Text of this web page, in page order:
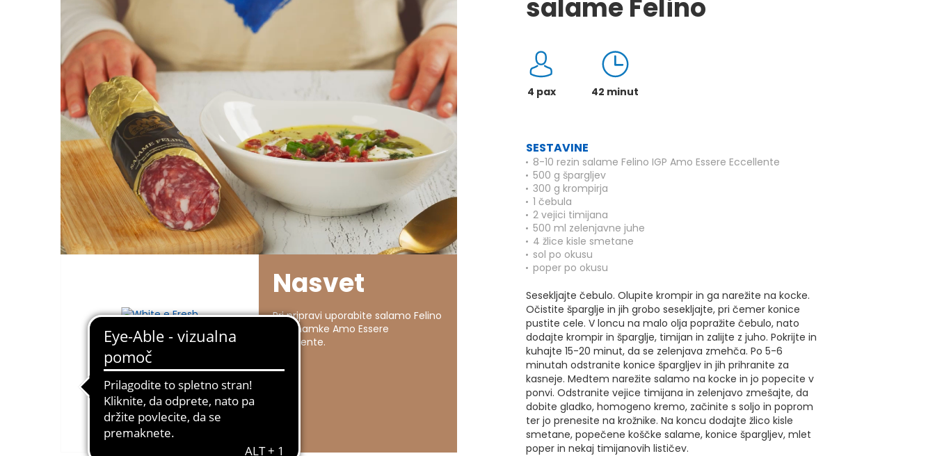
salame Felino
4 pax 42 minut
SESTAVINE
8-10 rezin salame Felino IGP Amo Essere Eccellente
500 g špargljev
300 g krompirja
1 čebula
2 vejici timijana
500 ml zelenjavne juhe
4 žlice kisle smetane
sol po okusu
poper po okusu
Sesekljajte čebulo. Olupite krompir in ga narežite na kocke.
Očistite šparglje in jih grobo sesekljajte, pri čemer konice
pustite cele. V loncu na malo olja popražite čebulo, nato
dodajte krompir in šparglje, timijan in zalijte z juho. Pokrijte in
kuhajte 15-20 minut, da se zelenjava zmehča. Po 5-6
minutah odstranite konice špargljev in jih prihranite za
kasneje. Medtem narežite salamo na kocke in jo popecite v
ponvi. Odstranite vejice timijana in zelenjavo zmešajte, da
dobite gladko, homogeno kremo, začinite s soljo in poprom
ter jo prenesite na krožnike. Na koncu dodajte žlico kisle
smetane, popečene koščke salame, konice špargljev, mlet
poper in nekaj timijanovih lističev.
Nasvet
Pri pripravi uporabite salamo Felino
IGP znamke Amo Essere
Eccellente.